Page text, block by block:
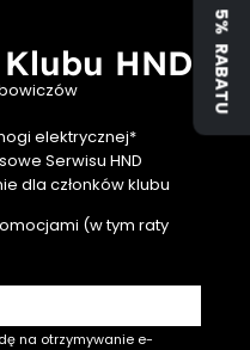
HND
elektrycznej*
Serwisu HND
dla członków klubu
(w tym raty
na otrzymywanie e-